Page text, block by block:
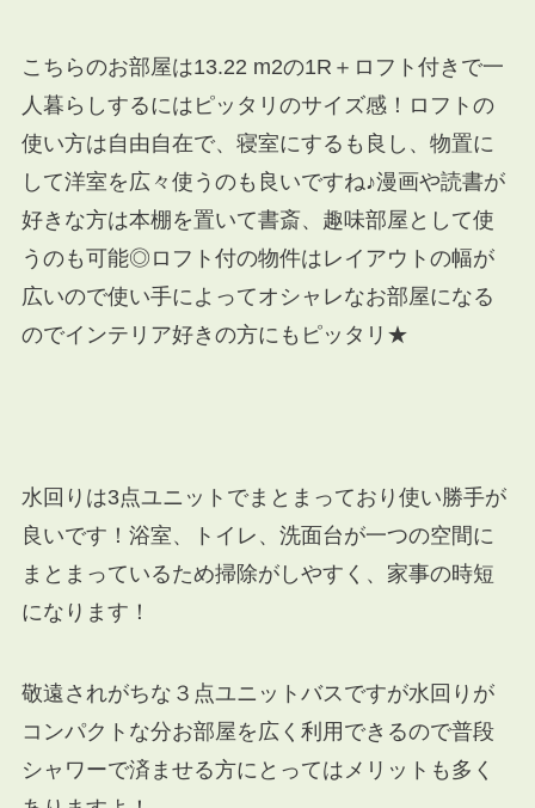
こちらのお部屋は13.22 m2の1R＋ロフト付きで一
人暮らしするにはピッタリのサイズ感！ロフトの
使い方は自由自在で、寝室にするも良し、物置に
して洋室を広々使うのも良いですね♪漫画や読書が
好きな方は本棚を置いて書斎、趣味部屋として使
うのも可能◎ロフト付の物件はレイアウトの幅が
広いので使い手によってオシャレなお部屋になる
のでインテリア好きの方にもピッタリ★
水回りは3点ユニットでまとまっており使い勝手が
良いです！浴室、トイレ、洗面台が一つの空間に
まとまっているため掃除がしやすく、家事の時短
になります！
敬遠されがちな３点ユニットバスですが水回りが
コンパクトな分お部屋を広く利用できるので普段
シャワーで済ませる方にとってはメリットも多く